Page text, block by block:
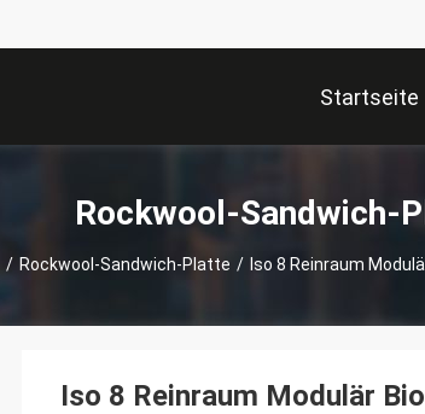
Startseite
Rockwool-Sandwich-
/ Rockwool-Sandwich-Platte / Iso 8 Reinraum
Iso 8 Reinraum Modulär